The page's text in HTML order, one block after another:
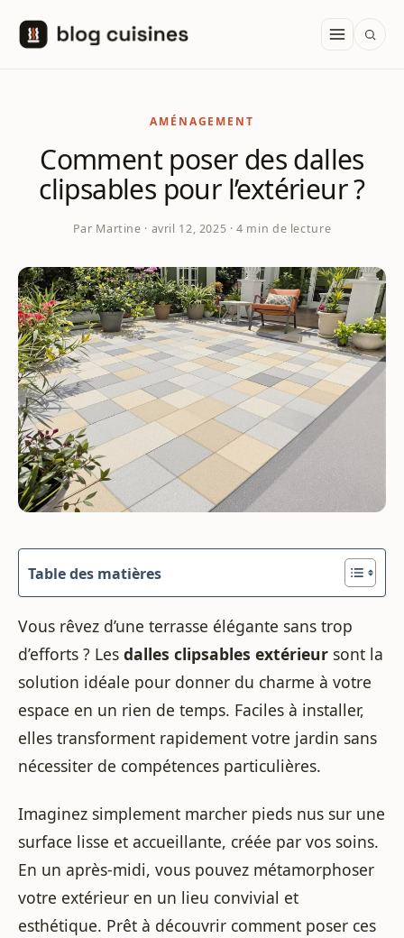
AMÉNAGEMENT
Comment poser des dalles
clipsables pour l’extérieur ?
Par Martine · avril 12, 2025 · 4 min de lecture
Table des matières
Vous rêvez d’une terrasse élégante sans trop
d’efforts ? Les dalles clipsables extérieur sont la
solution idéale pour donner du charme à votre
espace en un rien de temps. Faciles à installer,
elles transforment rapidement votre jardin sans
nécessiter de compétences particulières.
Imaginez simplement marcher pieds nus sur une
surface lisse et accueillante, créée par vos soins.
En un après-midi, vous pouvez métamorphoser
votre extérieur en un lieu convivial et
esthétique. Prêt à découvrir comment poser ces